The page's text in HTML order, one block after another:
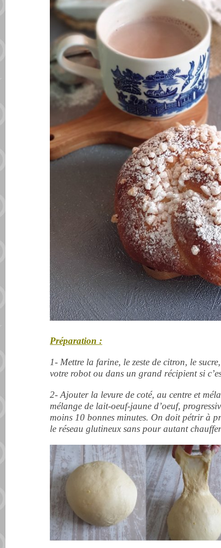
Préparation :
1- Mettre la farine, le zeste de citron, le
votre robot ou dans un grand récipient si
2- Ajouter la levure de coté, au centre et
mélange de lait-oeuf-jaune d’oeuf,
moins 10 bonnes minutes. On doit pétrir à
le réseau glutineux sans pour autant